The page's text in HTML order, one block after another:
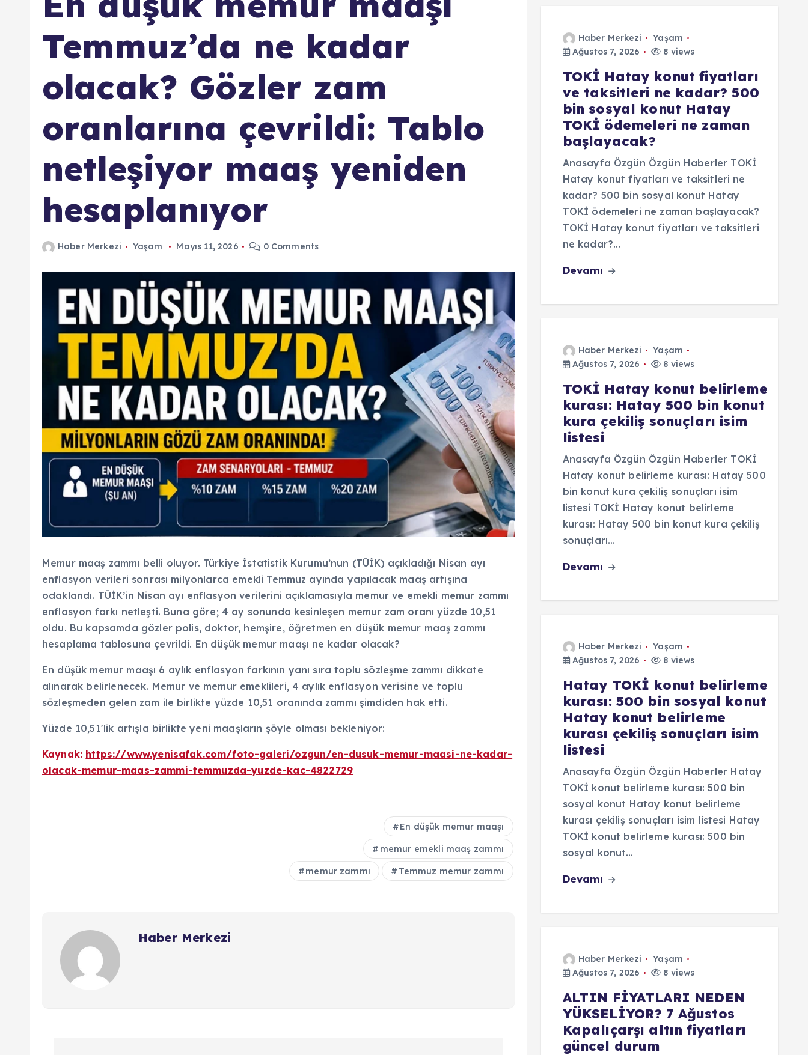
Temmuz’da ne kadar
olacak? Gözler zam
oranlarına çevrildi: Tablo
netleşiyor maaş yeniden
hesaplanıyor
Haber Merkezi Yaşam Mayıs 11, 2026 0 Comments
Memur maaş zammı belli oluyor. Türkiye İstatistik Kurumu’nun (TÜİK) açıkladığı Nisan ayı
enflasyon verileri sonrası milyonlarca emekli Temmuz ayında yapılacak maaş artışına
odaklandı. TÜİK’in Nisan ayı enflasyon verilerini açıklamasıyla memur ve emekli memur zammı
enflasyon farkı netleşti. Buna göre; 4 ay sonunda kesinleşen memur zam oranı yüzde 10,51
oldu. Bu kapsamda gözler polis, doktor, hemşire, öğretmen en düşük memur maaş zammı
hesaplama tablosuna çevrildi. En düşük memur maaşı ne kadar olacak?
En düşük memur maaşı 6 aylık enflasyon farkının yanı sıra toplu sözleşme zammı dikkate
alınarak belirlenecek. Memur ve memur emeklileri, 4 aylık enflasyon verisine ve toplu
sözleşmeden gelen zam ile birlikte yüzde 10,51 oranında zammı şimdiden hak etti.
Yüzde 10,51'lik artışla birlikte yeni maaşların şöyle olması bekleniyor:
Kaynak: https://www.yenisafak.com/foto-galeri/ozgun/en-dusuk-memur-maasi-ne-kadar-
olacak-memur-maas-zammi-temmuzda-yuzde-kac-4822729
En düşük memur maaşı
memur emekli maaş zammı
memur zammı Temmuz memur zammı
Haber Merkezi
Haber Merkezi
Yaşam
Ağustos 7, 2026
8 views
TOKİ Hatay konut fiyatları
ve taksitleri ne kadar? 500
bin sosyal konut Hatay
TOKİ ödemeleri ne zaman
başlayacak?
Anasayfa Özgün Özgün Haberler TOKİ
Hatay konut fiyatları ve taksitleri ne
kadar? 500 bin sosyal konut Hatay
TOKİ ödemeleri ne zaman başlayacak?
TOKİ Hatay konut fiyatları ve taksitleri
ne kadar?…
Devamı
Haber Merkezi
Yaşam
Ağustos 7, 2026
8 views
TOKİ Hatay konut belirleme
kurası: Hatay 500 bin konut
kura çekiliş sonuçları isim
listesi
Anasayfa Özgün Özgün Haberler TOKİ
Hatay konut belirleme kurası: Hatay 500
bin konut kura çekiliş sonuçları isim
listesi TOKİ Hatay konut belirleme
kurası: Hatay 500 bin konut kura çekiliş
sonuçları…
Devamı
Haber Merkezi
Yaşam
Ağustos 7, 2026
8 views
Hatay TOKİ konut belirleme
kurası: 500 bin sosyal konut
Hatay konut belirleme
kurası çekiliş sonuçları isim
listesi
Anasayfa Özgün Özgün Haberler Hatay
TOKİ konut belirleme kurası: 500 bin
sosyal konut Hatay konut belirleme
kurası çekiliş sonuçları isim listesi Hatay
TOKİ konut belirleme kurası: 500 bin
sosyal konut…
Devamı
Haber Merkezi
Yaşam
Ağustos 7, 2026
8 views
ALTIN FİYATLARI NEDEN
YÜKSELİYOR? 7 Ağustos
Kapalıçarşı altın fiyatları
güncel durum